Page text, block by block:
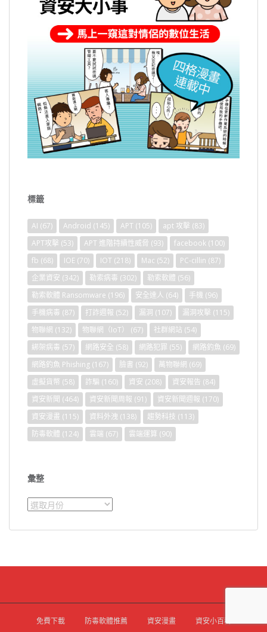
標籤
AI (67) Android (145) APT (105) apt 攻擊 (83)
APT攻擊 (53) APT 進階持續性威脅 (93) facebook (100)
fb (68) IOE (70) IOT (218) Mac (52) PC-cillin (87)
企業資安 (342) 勒索病毒 (302) 勒索軟體 (56)
勒索軟體 Ransomware (196) 安全達人 (64) 手機 (96)
手機病毒 (87) 打詐週報 (52) 漏洞 (107) 漏洞攻擊 (115)
物聯網 (132) 物聯網（IoT） (67) 社群網站 (54)
綁架病毒 (57) 網路安全 (58) 網路犯罪 (55) 網路釣魚 (69)
網路釣魚 Phishing (167) 臉書 (92) 萬物聯網 (69)
虛擬貨幣 (58) 詐騙 (160) 資安 (208) 資安報告 (84)
資安新聞 (464) 資安新聞周報 (91) 資安新聞週報 (170)
資安漫畫 (115) 資料外洩 (138) 趨勢科技 (113)
防毒軟體 (124) 雲端 (67) 雲端運算 (90)
彙整
彙
免費下載 防毒軟體推薦 資安漫畫 資安小百科